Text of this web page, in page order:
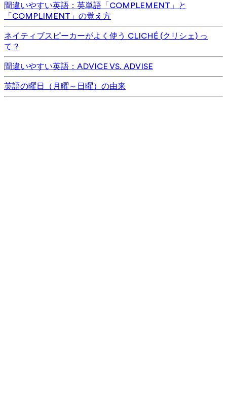
間違いやすい英語：英単語「COMPLEMENT」と
「COMPLIMENT」の覚え方
ネイティブスピーカーがよく使う CLICHÉ (クリシェ) っ
て？
間違いやすい英語：ADVICE VS. ADVISE
英語の曜日（月曜～日曜）の由来